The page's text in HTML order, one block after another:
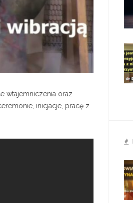
wtajemniczenia oraz
inicjacje, pracę z